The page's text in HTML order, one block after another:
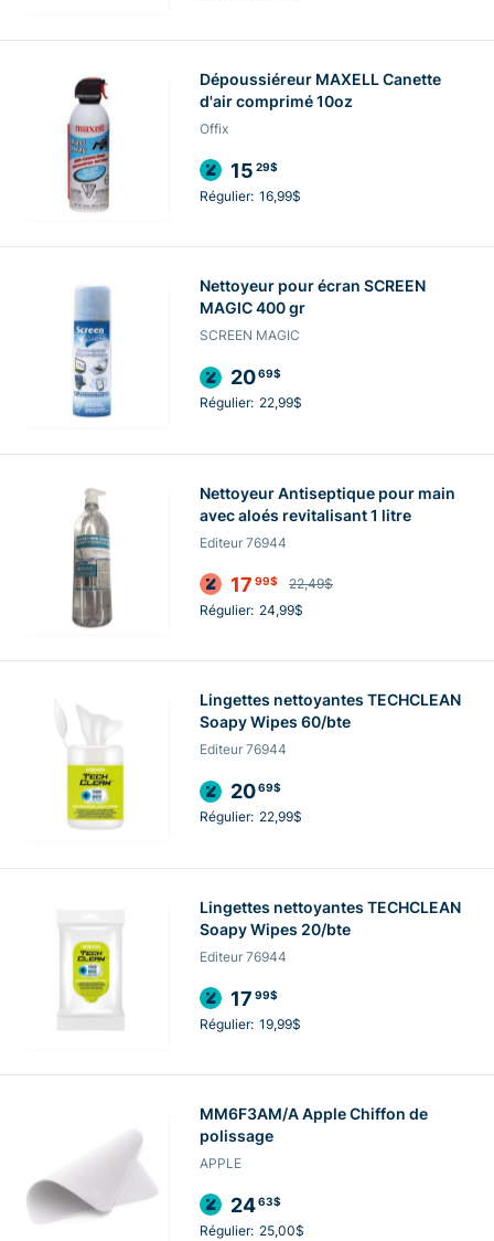
Dépoussiéreur MAXELL Canette
d'air comprimé 10oz
Offix
15 29$
Régulier: 16,99$
Nettoyeur pour écran SCREEN
MAGIC 400 gr
SCREEN MAGIC
2069$
Régulier: 22,99$
Nettoyeur Antiseptique pour main
avec aloés revitalisant 1 litre
Editeur 76944
17 99$
22,49$
Régulier: 24,99$
Lingettes nettoyantes TECHCLEAN
Soapy Wipes 60/bte
Editeur 76944
2069$
Régulier: 22,99$
Lingettes nettoyantes TECHCLEAN
Soapy Wipes 20/bte
Editeur 76944
17 99$
Régulier: 19,99$
MM6F3AM/A Apple Chiffon de
polissage
APPLE
2463$
Régulier: 25,00$